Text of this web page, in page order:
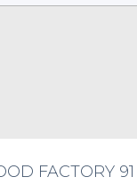
FACTORY 91